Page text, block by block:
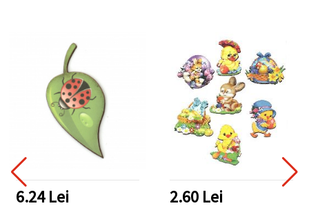
6.24 Lei 2.60 Lei